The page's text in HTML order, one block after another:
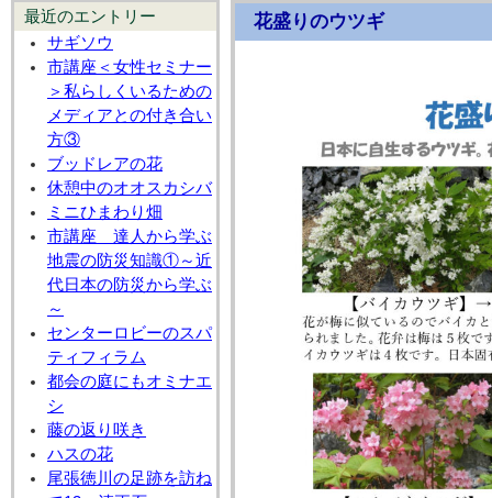
最近のエントリー
サギソウ
市講座＜女性セミナー
＞私らしくいるための
メディアとの付き合い
方③
ブッドレアの花
休憩中のオオスカシバ
ミニひまわり畑
市講座 達人から学ぶ
地震の防災知識①～近
代日本の防災から学ぶ
～
センターロビーのスパ
ティフィラム
都会の庭にもオミナエ
シ
藤の返り咲き
ハスの花
尾張徳川の足跡を訪ね
花盛りのウツギ